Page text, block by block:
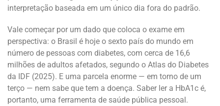
interpretação baseada em um único dia fora do padrão.
Vale começar por um dado que coloca o exame em
perspectiva: o Brasil é hoje o sexto país do mundo em
número de pessoas com diabetes, com cerca de 16,6
milhões de adultos afetados, segundo o Atlas do Diabetes
da IDF (2025). E uma parcela enorme — em torno de um
terço — nem sabe que tem a doença. Saber ler a HbA1c é,
portanto, uma ferramenta de saúde pública pessoal.